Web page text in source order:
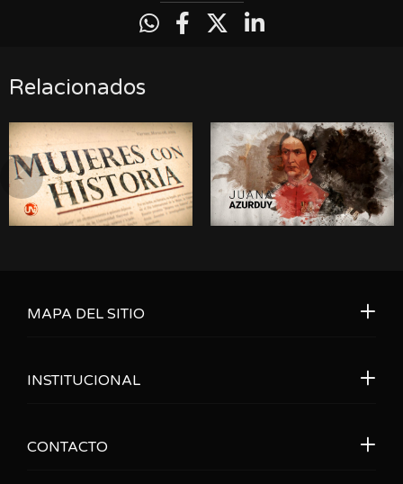
Relacionados
MAPA DEL SITIO
INSTITUCIONAL
CONTACTO